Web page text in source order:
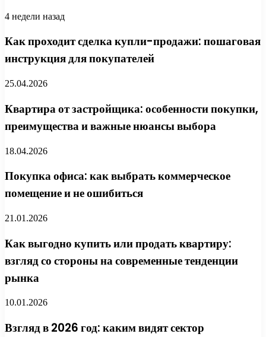
4 недели назад
Как проходит сделка купли-продажи: пошаговая
инструкция для покупателей
25.04.2026
Квартира от застройщика: особенности покупки,
преимущества и важные нюансы выбора
18.04.2026
Покупка офиса: как выбрать коммерческое
помещение и не ошибиться
21.01.2026
Как выгодно купить или продать квартиру:
взгляд со стороны на современные тенденции
рынка
10.01.2026
Взгляд в 2026 год: каким видят сектор